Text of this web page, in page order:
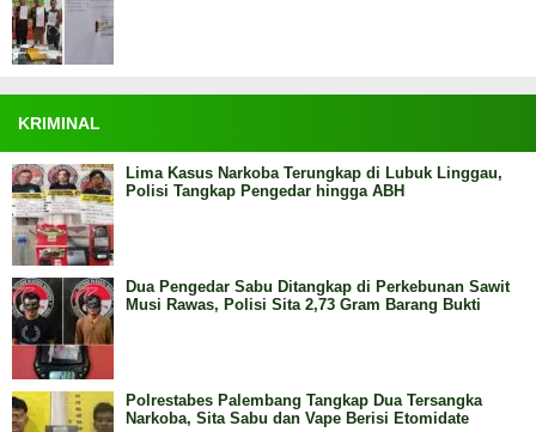
KRIMINAL
Lima Kasus Narkoba Terungkap di Lubuk Linggau,
Polisi Tangkap Pengedar hingga ABH
Dua Pengedar Sabu Ditangkap di Perkebunan Sawit
Musi Rawas, Polisi Sita 2,73 Gram Barang Bukti
Polrestabes Palembang Tangkap Dua Tersangka
Narkoba, Sita Sabu dan Vape Berisi Etomidate